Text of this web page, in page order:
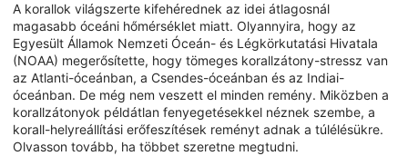
A korallok világszerte kifehérednek az idei átlagosnál
magasabb óceáni hőmérséklet miatt. Olyannyira, hogy az
Egyesült Államok Nemzeti Óceán- és Légkörkutatási Hivatala
(NOAA) megerősítette, hogy tömeges korallzátony-stressz van
az Atlanti-óceánban, a Csendes-óceánban és az Indiai-
óceánban. De még nem veszett el minden remény. Miközben a
korallzátonyok példátlan fenyegetésekkel néznek szembe, a
korall-helyreállítási erőfeszítések reményt adnak a túlélésükre.
Olvasson tovább, ha többet szeretne megtudni.